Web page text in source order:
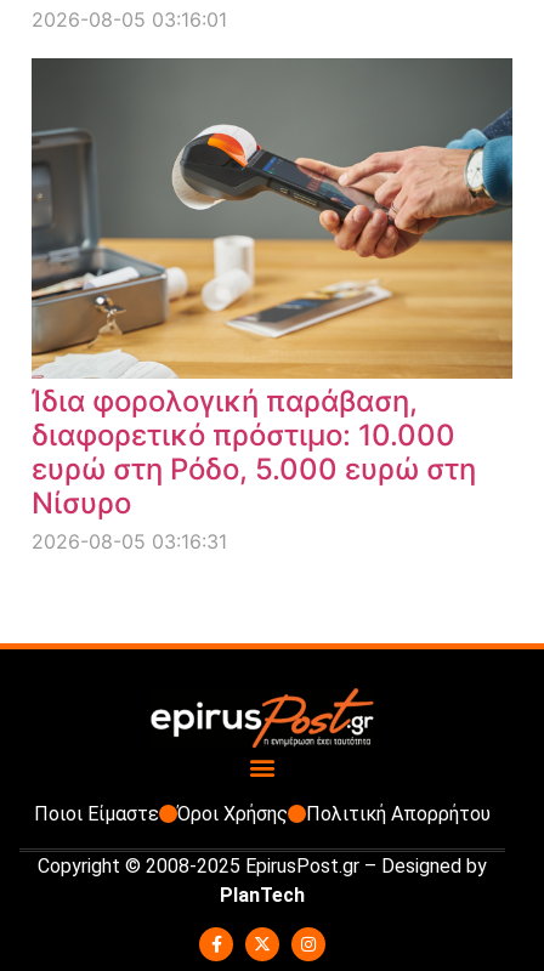
2026-08-05 03:16:01
Ίδια φορολογική παράβαση,
διαφορετικό πρόστιμο: 10.000
ευρώ στη Ρόδο, 5.000 ευρώ στη
Νίσυρο
2026-08-05 03:16:31
Ποιοι Είμαστε Όροι Χρήσης Πολιτική Απορρήτου
Copyright © 2008-2025 EpirusPost.gr – Designed by
PlanTech